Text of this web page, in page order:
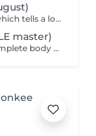
Dear clients, June and July are fully booked - which tells a lot. Plan your session IN AUGUST at a welcome price now. Natalia - our new FEMALE massage therapist! We're excited for you to get to know her, and we're offering a special price - just €59 per session. A full body massage: back, arms, legs, feet, neck. Tension release, better circulation, a calm mind. From the first minute to the last, you're in good hands!
master)
Natalia - our FEMALE massage therapist! A complete body massage designed to release tension, improve circulation and promote overall relaxation. The treatment typically focuses on the back, shoulders, arms, legs and other key tension areas using smooth and soothing massage techniques. Result: a feeling of lightness, relaxation and renewed body comfort. Recommended frequency: once a week to once a month, depending on your needs and stress level.